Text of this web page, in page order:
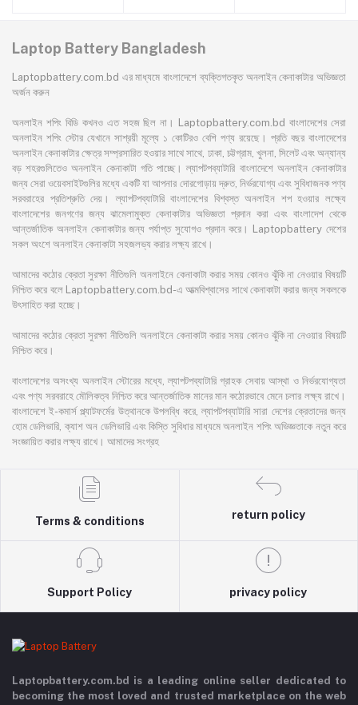
Laptop Battery Bangladesh
Laptopbattery.com.bd এর মাধ্যমে বাংলাদেশে ব্যক্তিগতকৃত অনলাইন কেনাকাটার অভিজ্ঞতা
অর্জন করুন
অনলাইন শপিং বিডি কখনও এত সহজ ছিল না। Laptopbattery.com.bd বাংলাদেশের সেরা
অনলাইন শপিং স্টোর যেখানে সাশ্রয়ী মূল্যে ১ কোটিরও বেশি পণ্য রয়েছে। প্রতি বছর বাংলাদেশের
অনলাইন কেনাকাটার ক্ষেত্র সম্প্রসারিত হওয়ার সাথে সাথে, ঢাকা, চট্টগ্রাম, খুলনা, সিলেট এবং অন্যান্য
বড় শহরগুলিতেও অনলাইন কেনাকাটা গতি পাচ্ছে। ল্যাপটপব্যাটারি বাংলাদেশে অনলাইন কেনাকাটার
জন্য সেরা ওয়েবসাইটগুলির মধ্যে একটি যা আপনার দোরগোড়ায় দ্রুত, নির্ভরযোগ্য এবং সুবিধাজনক পণ্য
সরবরাহের প্রতিশ্রুতি দেয়। ল্যাপটপব্যাটারি বাংলাদেশের বিশ্বস্ত অনলাইন শপ হওয়ার লক্ষ্যে
বাংলাদেশের জনগণের জন্য ঝামেলামুক্ত কেনাকাটার অভিজ্ঞতা প্রদান করা এবং বাংলাদেশ থেকে
আন্তর্জাতিক অনলাইন কেনাকাটার জন্য পর্যাপ্ত সুযোগও প্রদান করে। Laptopbattery দেশের
সকল অংশে অনলাইন কেনাকাটা সহজলভ্য করার লক্ষ্য রাখে।
আমাদের কঠোর ক্রেতা সুরক্ষা নীতিগুলি অনলাইনে কেনাকাটা করার সময় কোনও ঝুঁকি না নেওয়ার বিষয়টি
নিশ্চিত করে বলে Laptopbattery.com.bd-এ আত্মবিশ্বাসের সাথে কেনাকাটা করার জন্য সকলকে
উৎসাহিত করা হচ্ছে।
আমাদের কঠোর ক্রেতা সুরক্ষা নীতিগুলি অনলাইনে কেনাকাটা করার সময় কোনও ঝুঁকি না নেওয়ার বিষয়টি
নিশ্চিত করে।
বাংলাদেশের অসংখ্য অনলাইন স্টোরের মধ্যে, ল্যাপটপব্যাটারি গ্রাহক সেবায় আস্থা ও নির্ভরযোগ্যতা
এবং পণ্য সরবরাহে মৌলিকত্ব নিশ্চিত করে আন্তর্জাতিক মানের মান কঠোরভাবে মেনে চলার লক্ষ্য রাখে।
বাংলাদেশে ই-কমার্স প্ল্যাটফর্মের উত্থানকে উপলব্ধি করে, ল্যাপটপব্যাটারি সারা দেশের ক্রেতাদের জন্য
হোম ডেলিভারি, ক্যাশ অন ডেলিভারি এবং কিস্তি সুবিধার মাধ্যমে অনলাইন শপিং অভিজ্ঞতাকে নতুন করে
সংজ্ঞায়িত করার লক্ষ্য রাখে। আমাদের সংগ্রহ
Terms & conditions
return policy
Support Policy privacy policy
Laptopbattery.com.bd is a leading online seller dedicated to
becoming the most loved and trusted marketplace on the web